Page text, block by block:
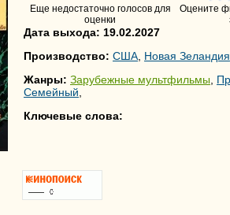
Еще недостаточно голосов для
оценки
Оцените
Дата выхода: 19.02.2027
Производство: США Новая Зеландия
Жанры: Зарубежные мультфильмы
Семейный
Ключевые слова: